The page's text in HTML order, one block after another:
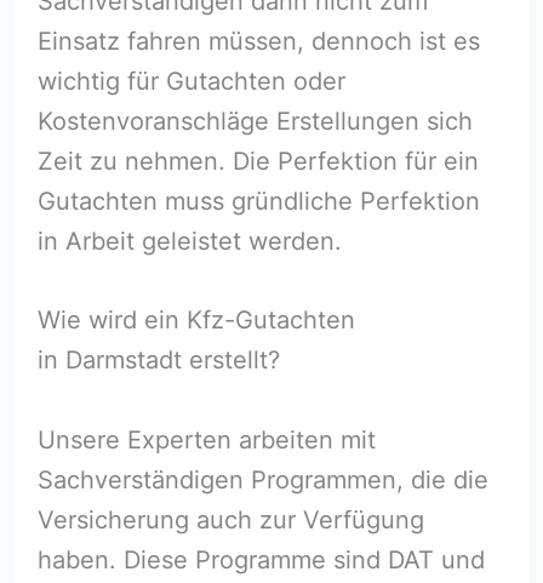
Einsatz fahren müssen, dennoch ist es
wichtig für Gutachten oder
Kostenvoranschläge Erstellungen sich
Zeit zu nehmen. Die Perfektion für ein
Gutachten muss gründliche Perfektion
in Arbeit geleistet werden.
Wie wird ein Kfz-Gutachten
in Darmstadt erstellt?
Unsere Experten arbeiten mit
Sachverständigen Programmen, die die
Versicherung auch zur Verfügung
haben. Diese Programme sind DAT und